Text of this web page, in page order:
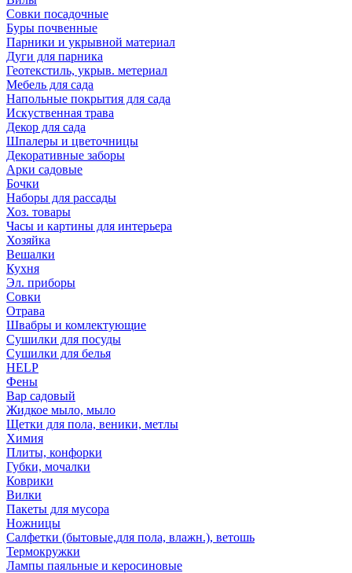
Совки посадочные
Буры почвенные
Парники и укрывной материал
Дуги для парника
Геотекстиль, укрыв. метериал
Мебель для сада
Напольные покрытия для сада
Искуственная трава
Декор для сада
Шпалеры и цветочницы
Декоративные заборы
Арки садовые
Бочки
Наборы для рассады
Хоз. товары
Часы и картины для интерьера
Хозяйка
Вешалки
Кухня
Эл. приборы
Совки
Отрава
Швабры и комлектующие
Сушилки для посуды
Сушилки для белья
HELP
Фены
Вар садовый
Жидкое мыло, мыло
Щетки для пола, веники, метлы
Химия
Плиты, конфорки
Губки, мочалки
Коврики
Вилки
Пакеты для мусора
Ножницы
Салфетки (бытовые,для пола, влажн.), ветошь
Термокружки
Лампы паяльные и керосиновые